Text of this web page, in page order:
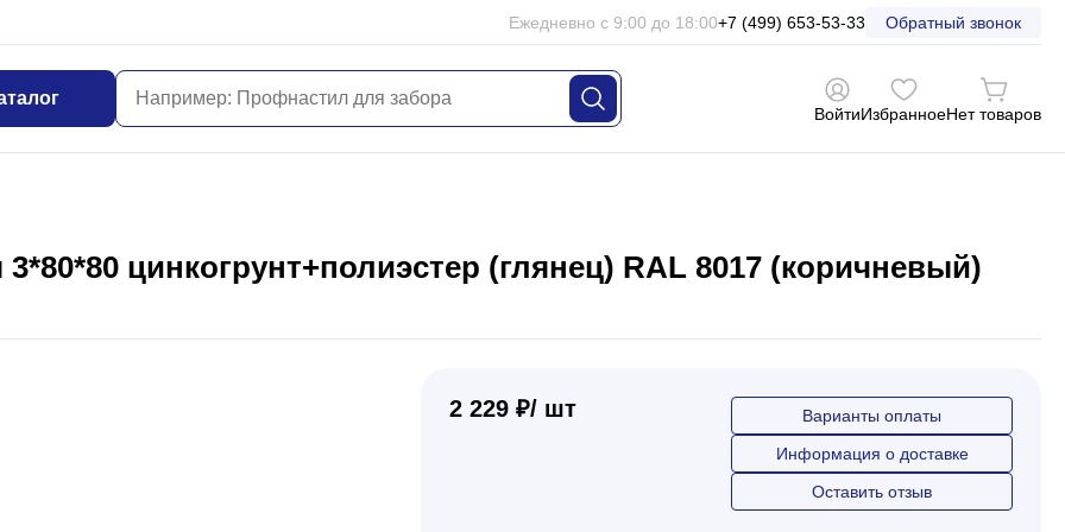
Ежедневно с 9:00 до 18:00+7 (499) 653-53-33 Обратный звонок
ВойтиИзбранноеНет товаров
цинкогрунт+полиэстер (глянец) RAL 8017 (коричневый)
2 229 ₽/ шт
Варианты оплаты
Информация о доставке
Оставить отзыв